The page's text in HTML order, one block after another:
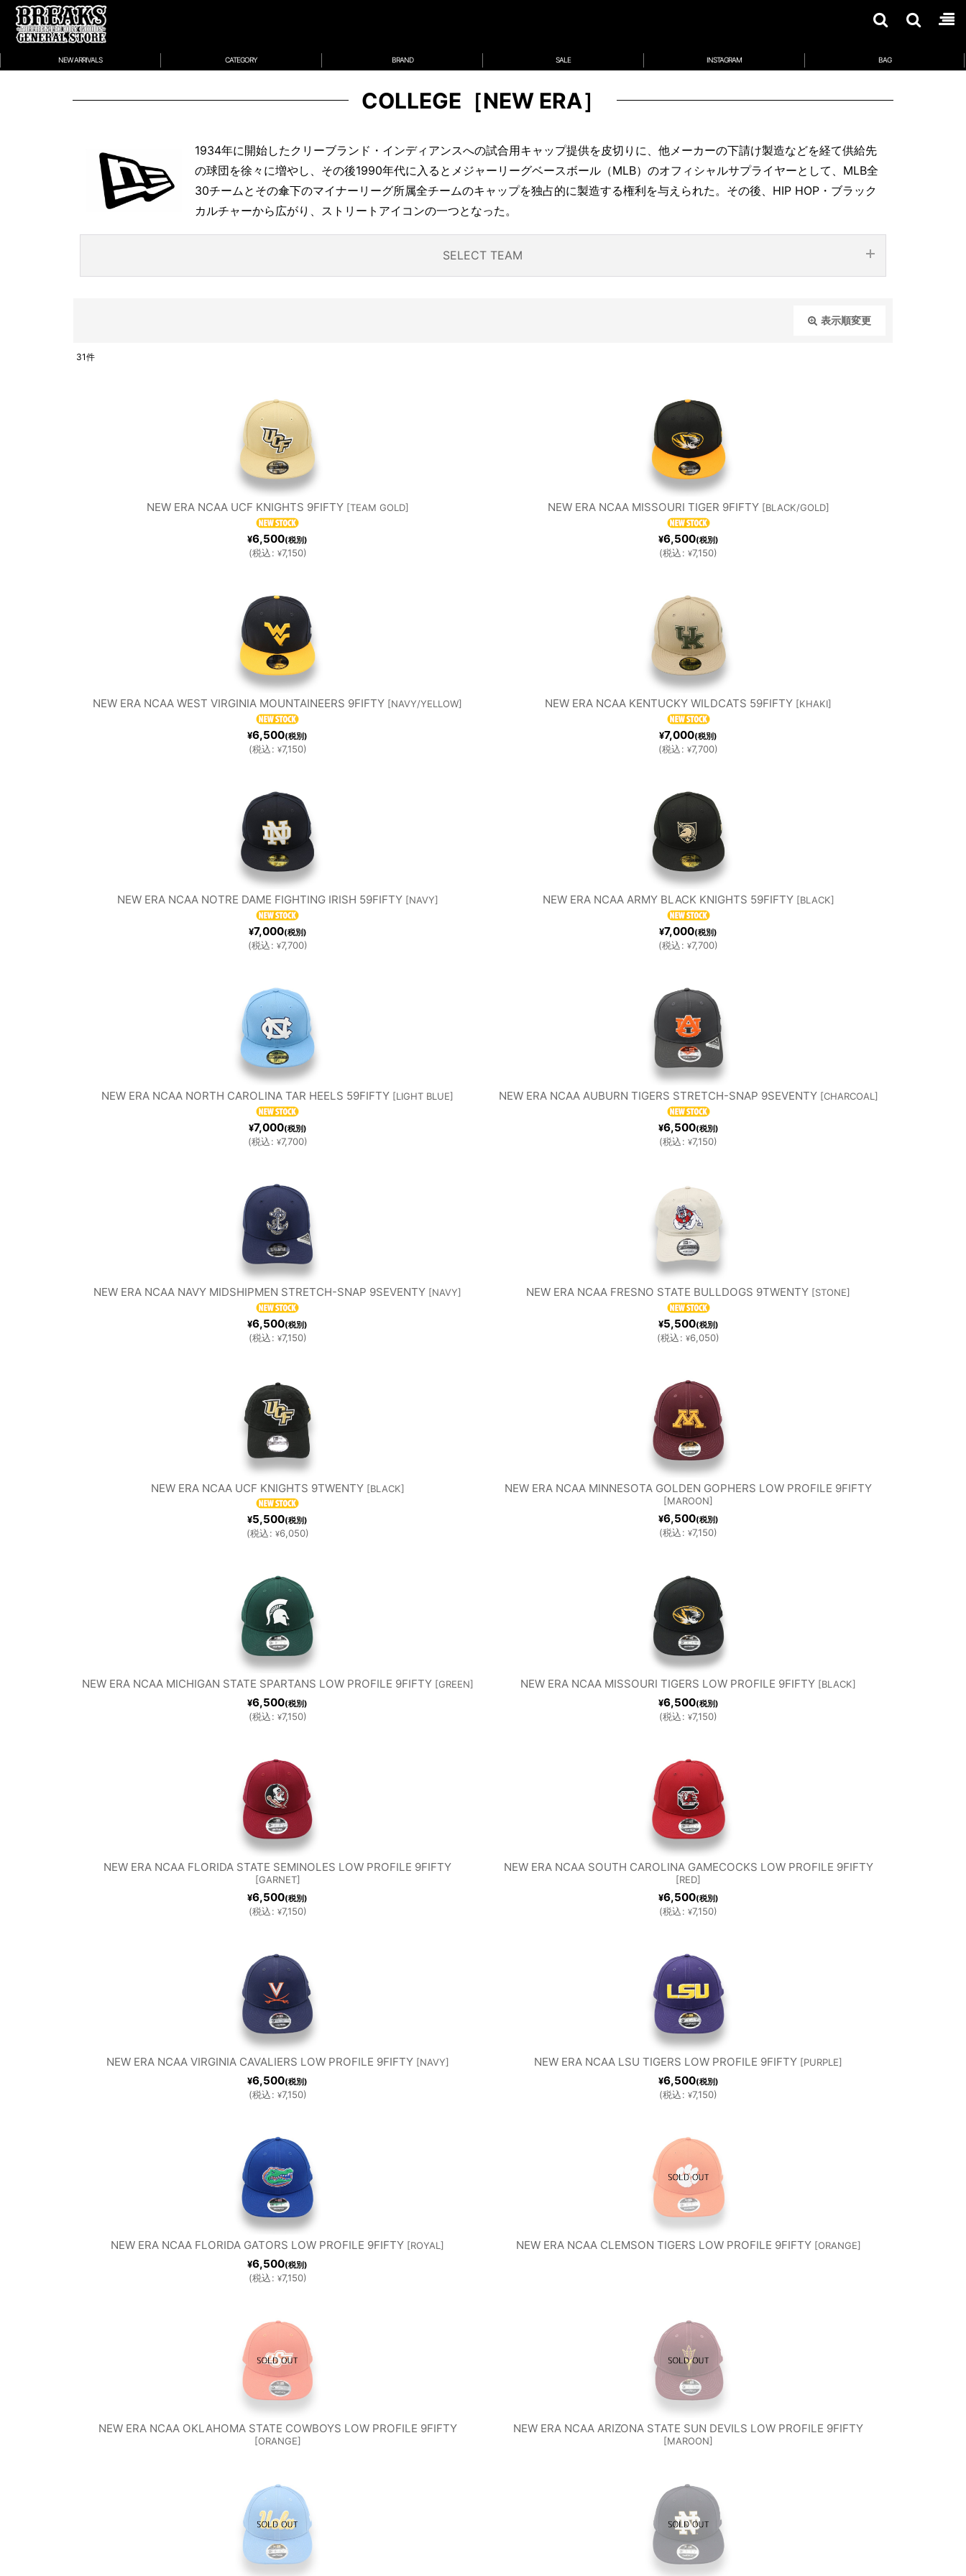
NEW ARRIVALS CATEGORY BRAND SALE INSTAGRAM BAG
COLLEGE［NEW ERA］
1934年に開始したクリーブランド・インディアンスへの試合用キャップ提供を皮切りに、他メーカーの下請け製造などを経て供給先
の球団を徐々に増やし、その後1990年代に入るとメジャーリーグベースボール（MLB）のオフィシャルサプライヤーとして、MLB全
30チームとその傘下のマイナーリーグ所属全チームのキャップを独占的に製造する権利を与えられた。その後、HIP HOP・ブラック
カルチャーから広がり、ストリートアイコンの一つとなった。
SELECT TEAM
ERA［A
］
ON
DIAMO
NDBAC
KS
BALTIM
O CUBS
CHICAG
O
WHITE
SOX
DETROI
T
TIGERS
ON
MIAMI
MARLIN
S
MINNES
OTA
TWINS
NEW
OAKLA
ND
ATHLET
ICS
PITTSB PHILAD
ELPHIA
PHILLIE
S
SAN
E
TAMPA
BAY
RAYS
RANGE
WASHI
NGTON
NATION
ALS
OTHER
COLLE
GE
TEAMS
表示順変更
31件
NEW ERA NCAA UCF KNIGHTS 9FIFTY [TEAM GOLD]
¥6,500(税別)
(税込: ¥7,150)
NEW ERA NCAA MISSOURI TIGER 9FIFTY [BLACK/GOLD]
¥6,500(税別)
(税込: ¥7,150)
NEW ERA NCAA WEST VIRGINIA MOUNTAINEERS 9FIFTY [NAVY/YELLOW]
¥6,500(税別)
(税込: ¥7,150)
NEW ERA NCAA KENTUCKY WILDCATS 59FIFTY [KHAKI]
¥7,000(税別)
(税込: ¥7,700)
NEW ERA NCAA NOTRE DAME FIGHTING IRISH 59FIFTY [NAVY]
¥7,000(税別)
(税込: ¥7,700)
NEW ERA NCAA ARMY BLACK KNIGHTS 59FIFTY [BLACK]
¥7,000(税別)
(税込: ¥7,700)
NEW ERA NCAA NORTH CAROLINA TAR HEELS 59FIFTY [LIGHT BLUE]
¥7,000(税別)
(税込: ¥7,700)
NEW ERA NCAA AUBURN TIGERS STRETCH-SNAP 9SEVENTY [CHARCOAL ]
¥6,500(税別)
(税込: ¥7,150)
NEW ERA NCAA NAVY MIDSHIPMEN STRETCH-SNAP 9SEVENTY [NAVY]
¥6,500(税別)
(税込: ¥7,150)
NEW ERA NCAA FRESNO STATE BULLDOGS 9TWENTY [STONE]
¥5,500(税別)
(税込: ¥6,050)
NEW ERA NCAA UCF KNIGHTS 9TWENTY [BLACK]
¥5,500(税別)
(税込: ¥6,050)
NEW ERA NCAA MINNESOTA GOLDEN GOPHERS LOW PROFILE 9FIFTY
[MAROON]
¥6,500(税別)
(税込: ¥7,150)
NEW ERA NCAA MICHIGAN STATE SPARTANS LOW PROFILE 9FIFTY [GREEN]
¥6,500(税別)
(税込: ¥7,150)
NEW ERA NCAA MISSOURI TIGERS LOW PROFILE 9FIFTY [BLACK]
¥6,500(税別)
(税込: ¥7,150)
NEW ERA NCAA FLORIDA STATE SEMINOLES LOW PROFILE 9FIFTY
[GARNET]
¥6,500(税別)
(税込: ¥7,150)
NEW ERA NCAA SOUTH CAROLINA GAMECOCKS LOW PROFILE 9FIFTY
[RED]
¥6,500(税別)
(税込: ¥7,150)
NEW ERA NCAA VIRGINIA CAVALIERS LOW PROFILE 9FIFTY [NAVY]
¥6,500(税別)
(税込: ¥7,150)
NEW ERA NCAA LSU TIGERS LOW PROFILE 9FIFTY [PURPLE]
¥6,500(税別)
(税込: ¥7,150)
NEW ERA NCAA FLORIDA GATORS LOW PROFILE 9FIFTY [ROYAL]
¥6,500(税別)
(税込: ¥7,150)
NEW ERA NCAA CLEMSON TIGERS LOW PROFILE 9FIFTY [ORANGE]
NEW ERA NCAA OKLAHOMA STATE COWBOYS LOW PROFILE 9FIFTY
[ORANGE]
NEW ERA NCAA ARIZONA STATE SUN DEVILS LOW PROFILE 9FIFTY
[MAROON]